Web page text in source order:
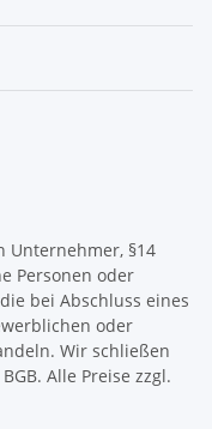
Unternehmer, §14
Personen oder
bei Abschluss eines
oder
Wir schließen
Alle Preise zzgl.